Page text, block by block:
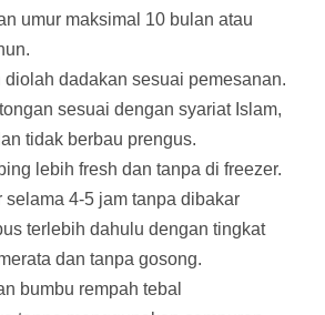
umur maksimal 10 bulan atau
diolah dadakan sesuai pemesanan.
sesuai dengan syariat Islam,
tidak berbau prengus.
lebih fresh dan tanpa di freezer.
selama 4-5 jam tanpa dibakar
terlebih dahulu dengan tingkat
dan tanpa gosong.
bumbu rempah tebal